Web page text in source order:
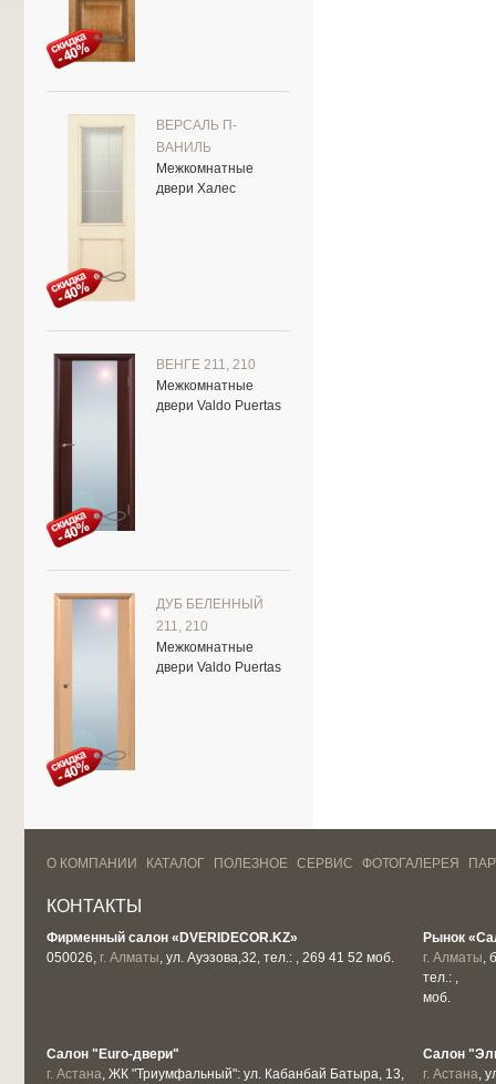
ВЕРСАЛЬ П-
ВАНИЛЬ
Межкомнатные
двери Халес
ВЕНГЕ 211, 210
Межкомнатные
двери Valdo Puertas
ДУБ БЕЛЕННЫЙ
211, 210
Межкомнатные
двери Valdo Puertas
О КОМПАНИИ КАТАЛОГ ПОЛЕЗНОЕ СЕРВИС ФОТОГАЛЕРЕЯ
КОНТАКТЫ
Фирменный салон «DVERIDECOR.KZ»
050026, г. Алматы , ул. Ауэзова,32, тел.: , 269 41 52 моб.
Рынок
г. Алматы ,
тел.: ,
моб.
Салон "Euro-двери"
г. Астана , ЖК "Триумфальный": ул. Кабанбай Батыра, 13,
Салон
г. Астана ,